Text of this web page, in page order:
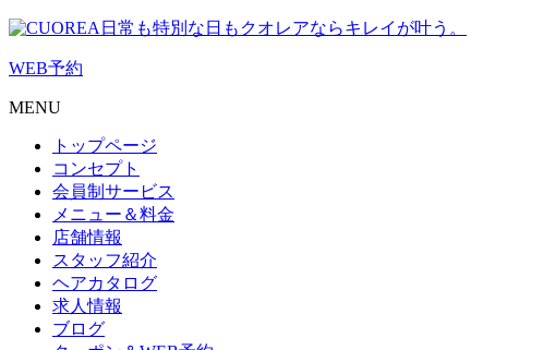
日常も特別な日もクオレアならキレイが叶う。
WEB予約
MENU
トップページ
コンセプト
会員制サービス
メニュー＆料金
店舗情報
スタッフ紹介
ヘアカタログ
求人情報
ブログ